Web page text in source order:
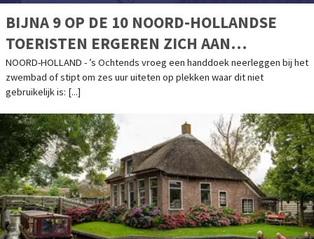
BIJNA 9 OP DE 10 NOORD-HOLLANDSE
TOERISTEN ERGEREN ZICH AAN
LANDGENOTEN OP VAKANTIE
NOORD-HOLLAND - ’s Ochtends vroeg een handdoek neerleggen bij het
zwembad of stipt om zes uur uiteten op plekken waar dit niet
gebruikelijk is: [...]